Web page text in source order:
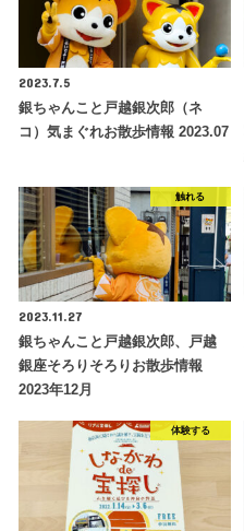
2023.7.5
銀ちゃんこと戸越銀次郎（ネ
コ）気まぐれお散歩情報 2023.07
触れる
2023.11.27
銀ちゃんこと戸越銀次郎、戸越
銀座そろりそろりお散歩情報
2023年12月
体験する